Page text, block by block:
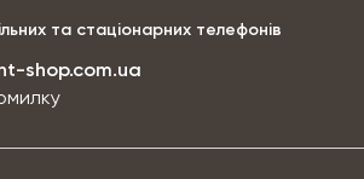
та стаціонарних телефонів
shop.com.ua